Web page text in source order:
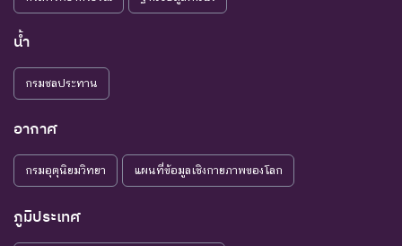
น้ำ
กรมชลประทาน
อากาศ
กรมอุตุนิยมวิทยา แผนที่ข้อมูลเชิงกายภาพของโลก
ภูมิประเทศ